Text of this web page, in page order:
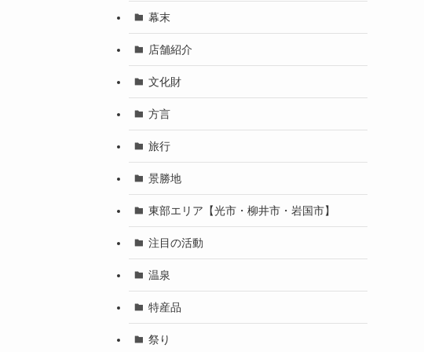
幕末
店舗紹介
文化財
方言
旅行
景勝地
東部エリア【光市・柳井市・岩国市】
注目の活動
温泉
特産品
祭り